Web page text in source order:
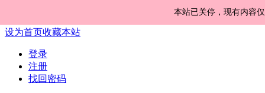
本站已关停，现有内容
设为首页收藏本站
登录
注册
找回密码